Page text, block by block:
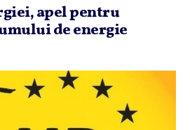
apel pentru
de energie